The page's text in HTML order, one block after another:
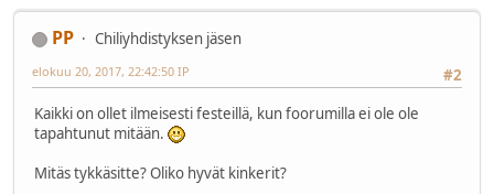
PP
Chiliyhdistyksen jäsen
#2
elokuu 20, 2017, 22:42:50 IP
Kaikki on ollet ilmeisesti festeillä, kun foorumilla ei ole ole
tapahtunut mitään.
Mitäs tykkäsitte? Oliko hyvät kinkerit?